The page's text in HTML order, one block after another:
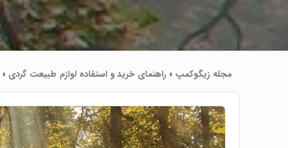
مجله زیگوکمپ » راهنمای خرید و استفاده لوازم طبیعت ‌گردی »